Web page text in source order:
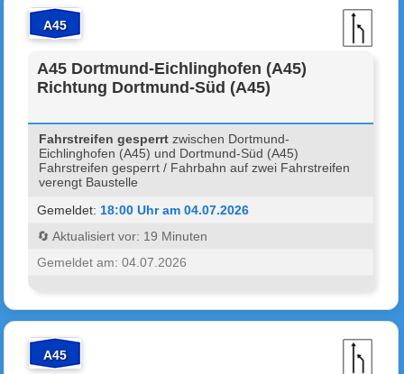
A45
A45 Dortmund-Eichlinghofen (A45)
Richtung Dortmund-Süd (A45)
Fahrstreifen gesperrt zwischen Dortmund-
Eichlinghofen (A45) und Dortmund-Süd (A45)
Fahrstreifen gesperrt / Fahrbahn auf zwei Fahrstreifen
verengt Baustelle
Gemeldet: 18:00 Uhr am 04.07.2026
🔄 Aktualisiert vor: 19 Minuten
Gemeldet am: 04.07.2026
A45